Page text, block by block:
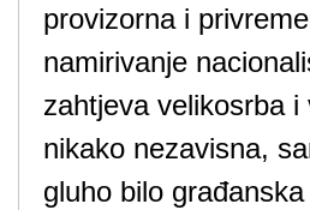
provizorna i
namirivanje
zahtjeva velikosrba
nikako nezavisna,
gluho bilo